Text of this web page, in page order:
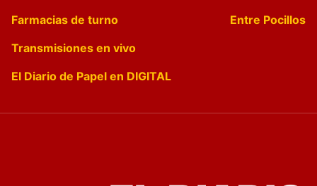
Farmacias de turno
Entre Pocillos
Transmisiones en vivo
El Diario de Papel en DIGITAL